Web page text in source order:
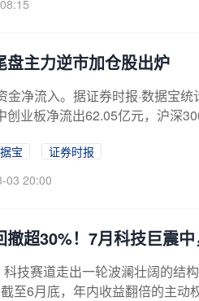
盘主力逆市加仓股出炉
金净流入。据证券时报·数据宝
创业板净流出62.05亿元，沪深
宝
证券时报
03 20:00
撤超30%！7月科技巨震
技赛道走出一轮波澜壮阔的结
至6月底，年内收益翻倍的主动